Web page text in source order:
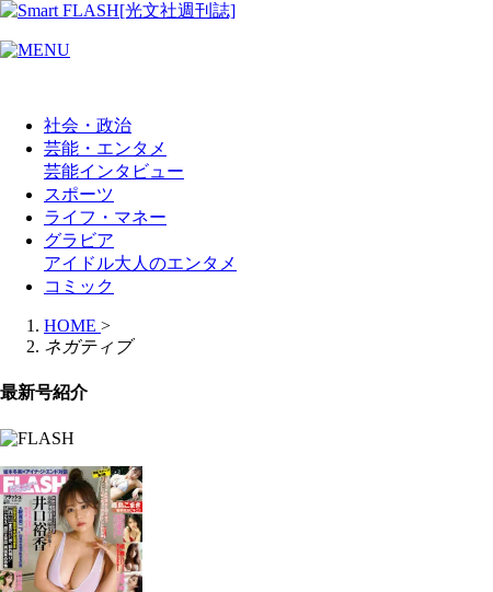
社会・政治
芸能・エンタメ
芸能インタビュー
スポーツ
ライフ・マネー
グラビア
アイドル大人のエンタメ
コミック
HOME >
ネガティブ
最新号紹介